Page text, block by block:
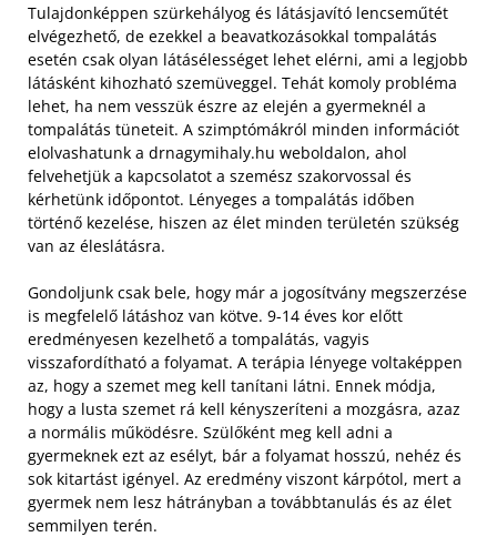
Tulajdonképpen szürkehályog és látásjavító lencseműtét
elvégezhető, de ezekkel a beavatkozásokkal tompalátás
esetén csak olyan látásélességet lehet elérni, ami a legjobb
látásként kihozható szemüveggel. Tehát komoly probléma
lehet, ha nem vesszük észre az elején a gyermeknél a
tompalátás tüneteit. A szimptómákról minden információt
elolvashatunk a drnagymihaly.hu weboldalon, ahol
felvehetjük a kapcsolatot a szemész szakorvossal és
kérhetünk időpontot. Lényeges a tompalátás időben
történő kezelése, hiszen az élet minden területén szükség
van az éleslátásra.
Gondoljunk csak bele, hogy már a jogosítvány megszerzése
is megfelelő látáshoz van kötve. 9-14 éves kor előtt
eredményesen kezelhető a tompalátás, vagyis
visszafordítható a folyamat. A terápia lényege voltaképpen
az, hogy a szemet meg kell tanítani látni. Ennek módja,
hogy a lusta szemet rá kell kényszeríteni a mozgásra, azaz
a normális működésre. Szülőként meg kell adni a
gyermeknek ezt az esélyt, bár a folyamat hosszú, nehéz és
sok kitartást igényel. Az eredmény viszont kárpótol, mert a
gyermek nem lesz hátrányban a továbbtanulás és az élet
semmilyen terén.